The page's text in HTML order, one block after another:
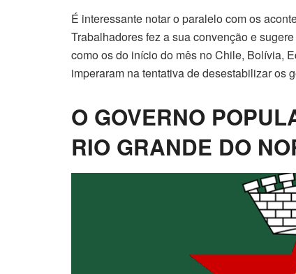
É interessante notar o paralelo com os
Trabalhadores fez a sua convenção e
como os do início do mês no Chile, Bolívia,
imperaram na tentativa de desestabilizar os
O GOVERNO
RIO GRANDE DO